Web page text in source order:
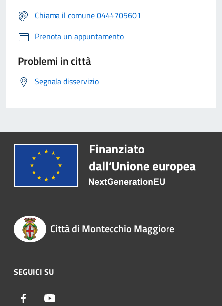
Chiama il comune 0444705601
Prenota un appuntamento
Problemi in città
Segnala disservizio
Città di Montecchio Maggiore
SEGUICI SU
Facebook